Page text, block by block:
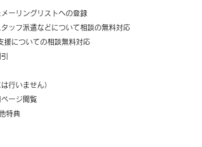
ーリングリストへの登録
ッフ派遣などについて相談の無料対応
援についての相談無料対応
行いません）
ページ閲覧
特典